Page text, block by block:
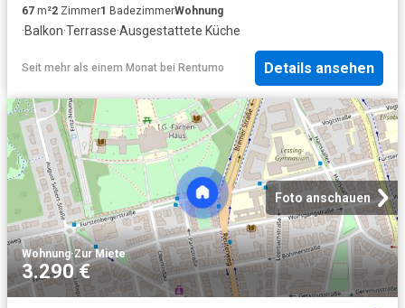
67 m²2 Zimmer1 BadezimmerWohnung
·Balkon·Terrasse·Ausgestattete Küche
Seit mehr als einem Monat bei Rentumo Details ansehen
Foto anschauen
Wohnung·Zur Miete
3.290 €